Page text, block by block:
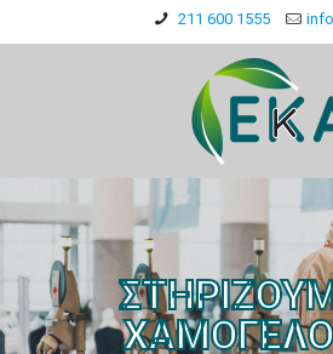
211 600 1555